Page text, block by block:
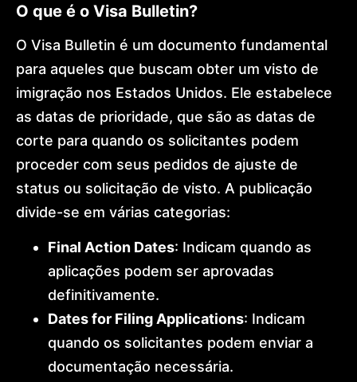
O que é o Visa Bulletin?
O Visa Bulletin é um documento fundamental
para aqueles que buscam obter um visto de
imigração nos Estados Unidos. Ele estabelece
as datas de prioridade, que são as datas de
corte para quando os solicitantes podem
proceder com seus pedidos de ajuste de
status ou solicitação de visto. A publicação
divide-se em várias categorias:
Final Action Dates: Indicam quando as
aplicações podem ser aprovadas
definitivamente.
Dates for Filing Applications: Indicam
quando os solicitantes podem enviar a
documentação necessária.